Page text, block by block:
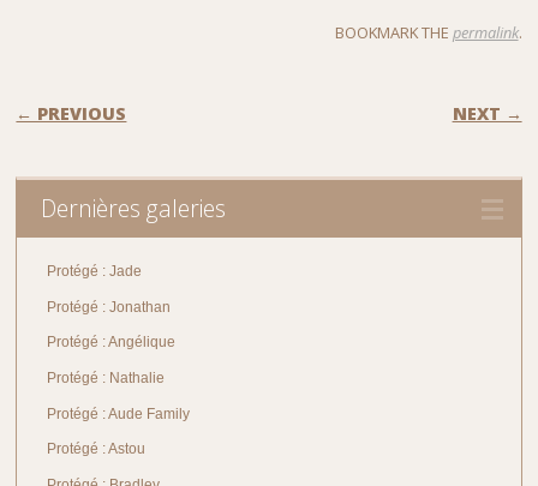
BOOKMARK THE permalink.
POST NAVIGATION
← PREVIOUS NEXT →
Dernières galeries
Protégé : Jade
Protégé : Jonathan
Protégé : Angélique
Protégé : Nathalie
Protégé : Aude Family
Protégé : Astou